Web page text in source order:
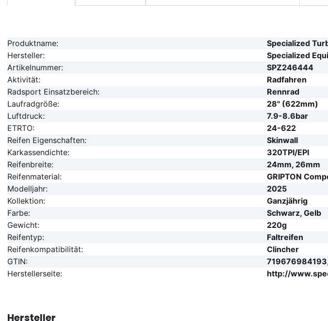
Produktname:
Specialized
Hersteller:
Specialized
Artikelnummer:
SPZ246444
Aktivität:
Radfahren
Radsport Einsatzbereich:
Rennrad
Laufradgröße:
28" (622mm)
Luftdruck:
7.9-8.6bar
ETRTO:
24-622
Reifen Eigenschaften:
Skinwall
Karkassendichte:
320TPI/EPI
Reifenbreite:
24mm, 26mm
Reifenmaterial:
GRIPTON
Modelljahr:
2025
Kollektion:
Ganzjährig
Farbe:
Schwarz, Gelb
Gewicht:
220g
Reifentyp:
Faltreifen
Reifenkompatibilität:
Clincher
GTIN:
Herstellerseite:
http://
Hersteller